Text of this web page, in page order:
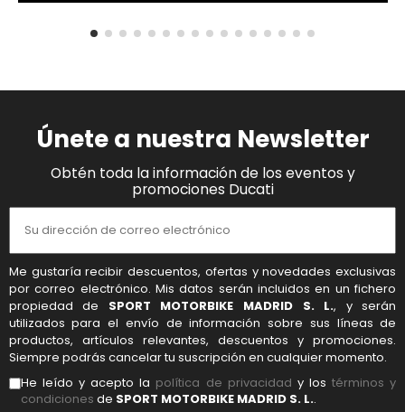
Únete a nuestra Newsletter
Obtén toda la información de los eventos y
promociones Ducati
Me gustaría recibir descuentos, ofertas y novedades exclusivas
por correo electrónico. Mis datos serán incluidos en un fichero
propiedad de SPORT MOTORBIKE MADRID S. L., y serán
utilizados para el envío de información sobre sus líneas de
productos, artículos relevantes, descuentos y promociones.
Siempre podrás cancelar tu suscripción en cualquier momento.
He leído y acepto la política de privacidad y lostérminos y
condiciones de SPORT MOTORBIKE MADRID S. L..